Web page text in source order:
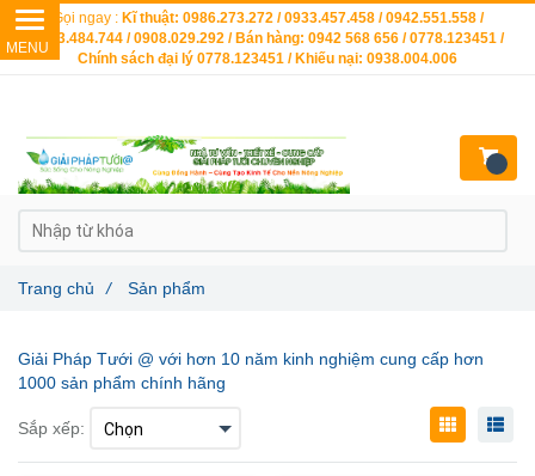
Giải Pháp Tưới @ với hơn 10 năm kinh nghiệm cung cấp hơn
1000 sản phẩm chính hãng
Sắp xếp:
Trang chủ / Sản phẩm
Gọi ngay : Kĩ thuật: 0986.273.272 / 0933.457.458 / 0942.551.558 /
0903.484.744 / 0908.029.292 / Bán hàng: 0942 568 656 / 0778.123451 /
Chính sách đại lý 0778.123451 / Khiếu nại: 0938.004.006